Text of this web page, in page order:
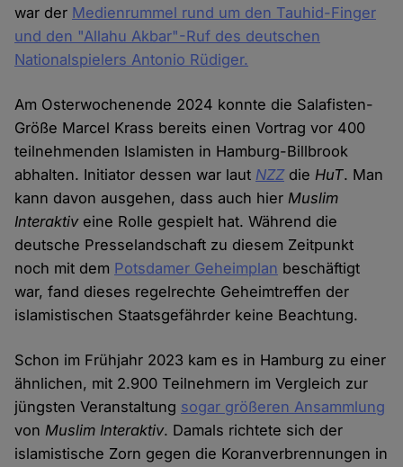
war der Medienrummel rund um den Tauhid-Finger
und den "Allahu Akbar"-Ruf des deutschen
Nationalspielers Antonio Rüdiger.
Am Osterwochenende 2024 konnte die Salafisten-
Größe Marcel Krass bereits einen Vortrag vor 400
teilnehmenden Islamisten in Hamburg-Billbrook
abhalten. Initiator dessen war laut NZZdieHuT. Man
kann davon ausgehen, dass auch hierMuslim
Interaktiveine Rolle gespielt hat. Während die
deutsche Presselandschaft zu diesem Zeitpunkt
noch mit dem Potsdamer Geheimplan beschäftigt
war, fand dieses regelrechte Geheimtreffen der
islamistischen Staatsgefährder keine Beachtung.
Schon im Frühjahr 2023 kam es in Hamburg zu einer
ähnlichen, mit 2.900 Teilnehmern im Vergleich zur
jüngsten Veranstaltung sogar größeren Ansammlung
vonMuslim Interaktiv. Damals richtete sich der
islamistische Zorn gegen die Koranverbrennungen in